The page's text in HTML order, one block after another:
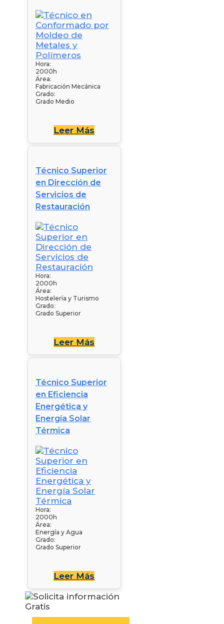
Hora:
2000h
Área:
Fabricación Mecánica
Grado:
Grado Medio
Leer Más
Técnico Superior
en Dirección de
Servicios de
Restauración
Hora:
2000h
Área:
Hostelería y Turismo
Grado:
Grado Superior
Leer Más
Técnico Superior
en Eficiencia
Energética y
Energía Solar
Térmica
Hora:
2000h
Área:
Energía y Agua
Grado:
Grado Superior
Leer Más